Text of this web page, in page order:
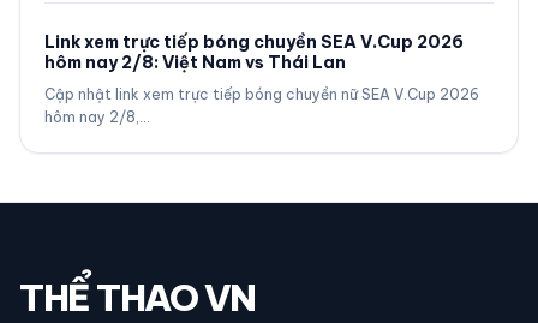
Link xem trực tiếp bóng chuyền SEA V.Cup 2026
hôm nay 2/8: Việt Nam vs Thái Lan
Cập nhật link xem trực tiếp bóng chuyền nữ SEA V.Cup 2026
hôm nay 2/8,…
THỂ THAO VN